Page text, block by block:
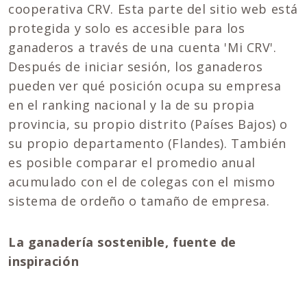
cooperativa CRV. Esta parte del sitio web está
protegida y solo es accesible para los
ganaderos a través de una cuenta 'Mi CRV'.
Después de iniciar sesión, los ganaderos
pueden ver qué posición ocupa su empresa
en el ranking nacional y la de su propia
provincia, su propio distrito (Países Bajos) o
su propio departamento (Flandes). También
es posible comparar el promedio anual
acumulado con el de colegas con el mismo
sistema de ordeño o tamaño de empresa.
La ganadería sostenible, fuente de
inspiración